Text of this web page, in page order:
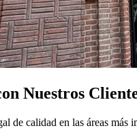
Nuestros
de calidad en las áreas más